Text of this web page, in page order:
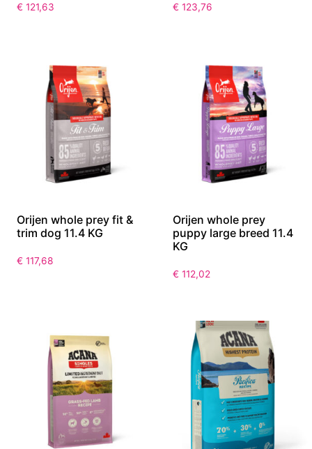
€ 121,63 € 123,76
Orijen whole prey fit &
trim dog 11.4 KG
€ 117,68
Orijen whole prey
puppy large breed 11.4
KG
€ 112,02